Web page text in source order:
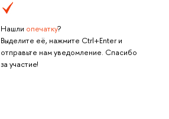
Нашли опечатку?
Выделите её, нажмите Ctrl+Enter и
отправьте нам уведомление. Спасибо
за участие!